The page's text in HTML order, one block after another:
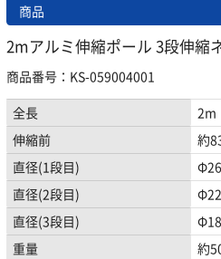
商品
2mアルミ伸縮ポール 3段伸縮
商品番号：KS-059004001
全長
2m
伸縮前
約
直径(1段目)
直径(2段目)
直径(3段目)
重量
約